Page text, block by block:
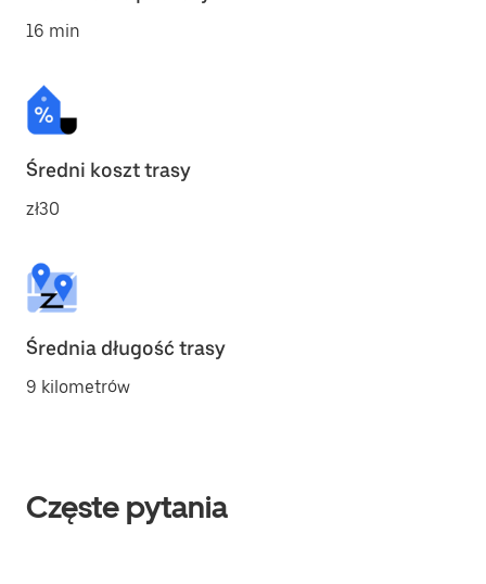
16 min
Średni koszt trasy
zł30
Średnia długość trasy
9 kilometrów
Częste pytania